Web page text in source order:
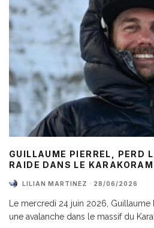
GUILLAUME PIERREL, PERD
RAIDE DANS LE KARAKORAM
LILIAN MARTINEZ · 28/06/2026
Le mercredi 24 juin 2026,
une avalanche dans le massif du